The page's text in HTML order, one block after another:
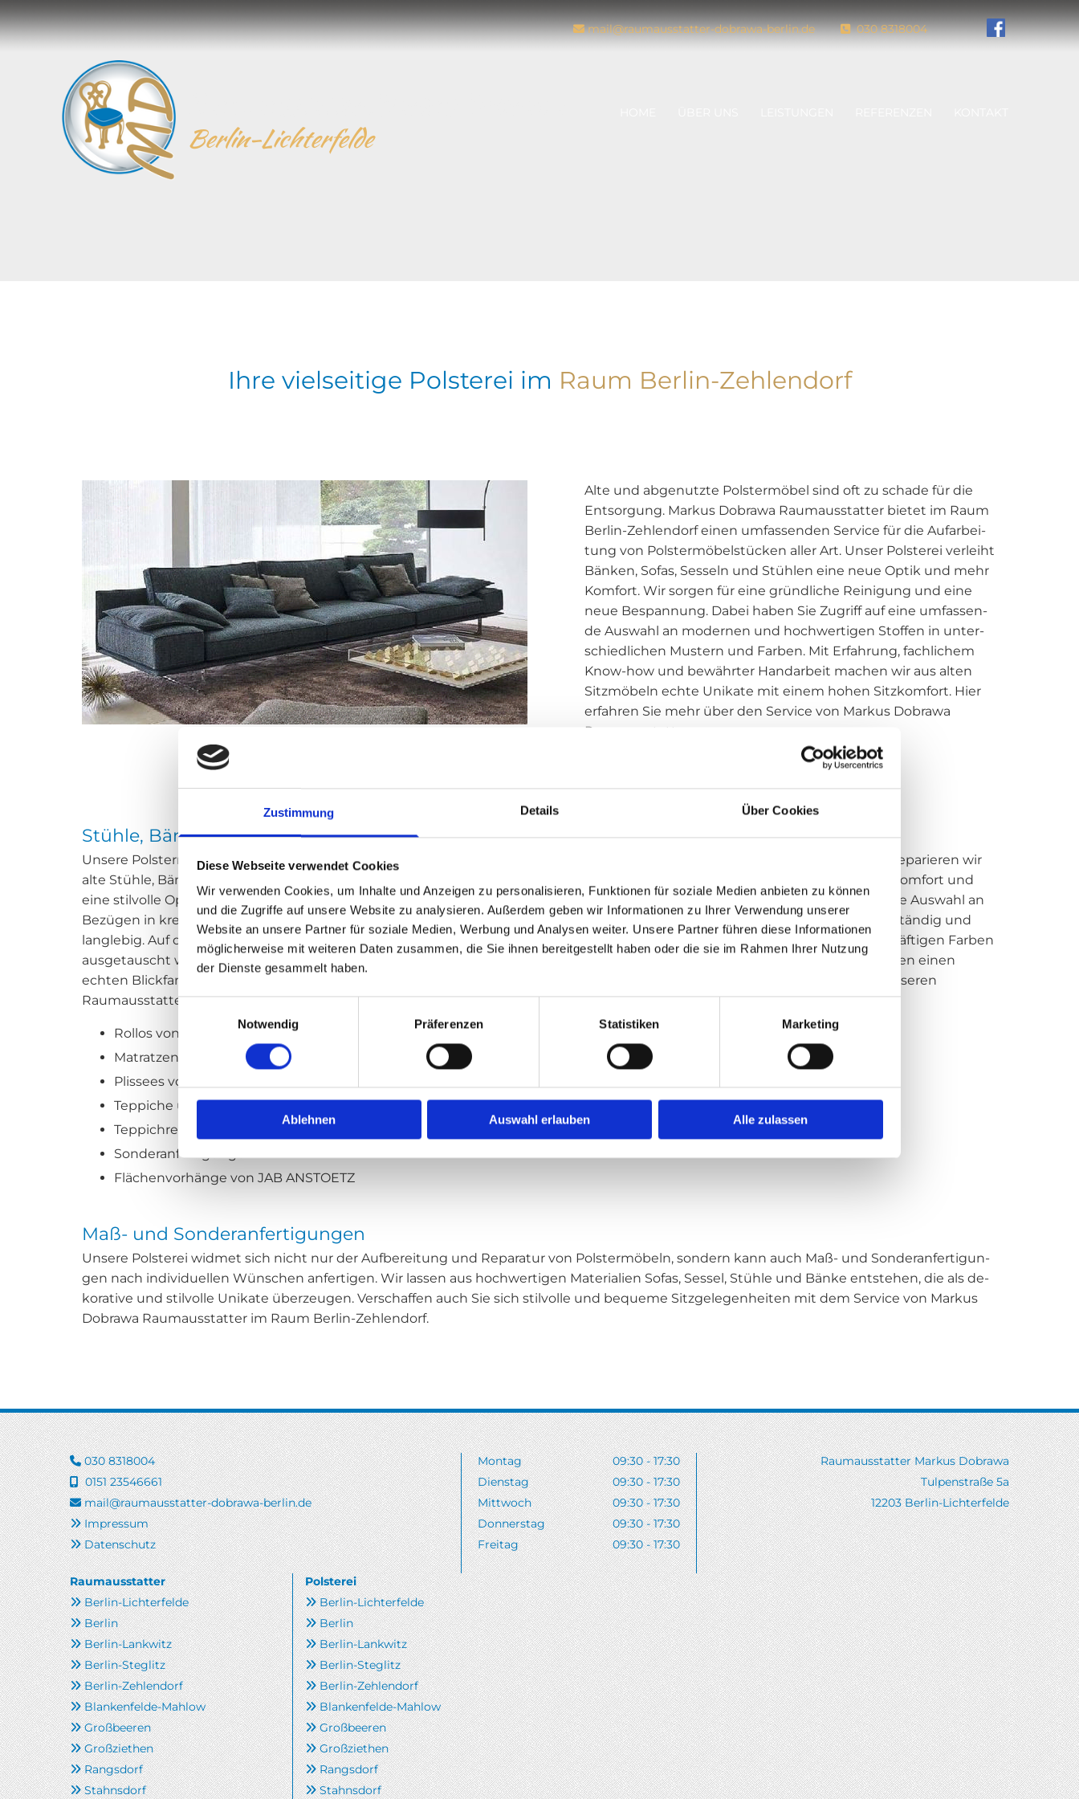
Zustimmung Details Über Cookies
Diese Webseite verwendet Cookies
Wir verwenden Cookies, um Inhalte und Anzeigen zu personalisieren, Funktionen für soziale Medien anbieten zu können
und die Zugriffe auf unsere Website zu analysieren. Außerdem geben wir Informationen zu Ihrer Verwendung unserer
Website an unsere Partner für soziale Medien, Werbung und Analysen weiter. Unsere Partner führen diese Informationen
möglicherweise mit weiteren Daten zusammen, die Sie ihnen bereitgestellt haben oder die sie im Rahmen Ihrer Nutzung
der Dienste gesammelt haben.
Einwilligungsauswahl
Notwendig
Präferenzen Statistiken Marketing
Ablehnen Auswahl erlauben Alle zulassen
Zum Inhalt springen
 mail@raumausstatter-dobrawa-berlin.de  030 8318004
Berlin-Lichterfelde
Ihre vielseitige Polsterei im Raum Berlin-Zehlendorf
Alte und ab­ge­nutz­te Pols­ter­mö­bel sind oft zu scha­de für die
Ent­sor­gung. Mar­kus Do­bra­wa Raum­aus­stat­ter bie­tet im Raum
Ber­lin-Zeh­len­dorf einen um­fas­sen­den Ser­vice für die Auf­ar­bei­
tung von Pols­ter­mö­bel­stü­cken aller Art. Unser Pols­te­rei ver­leiht
Bän­ken, Sofas, Ses­seln und Stüh­len eine neue Optik und mehr
Kom­fort. Wir sor­gen für eine gründ­li­che Rei­ni­gung und eine
neue Be­span­nung. Dabei haben Sie Zu­griff auf eine um­fas­sen­
de Aus­wahl an mo­der­nen und hoch­wer­ti­gen Stof­fen in un­ter­
schied­li­chen Mus­tern und Far­ben. Mit Er­fah­rung, fach­li­chem
Know-how und be­währ­ter Hand­ar­beit ma­chen wir aus alten
Sitz­mö­beln echte Uni­ka­te mit einem hohen Sitz­kom­fort. Hier
er­fah­ren Sie mehr über den Ser­vice von Mar­kus Do­bra­wa
Raum­aus­stat­ter.
Stühle, Bänke, Sofas und Sessel in neuem Glanz
Unsere Polstermöbelreinigung beseitigt auch hartnäckige Flecken und sorgt für hygienische Sauberkeit und Frische. Zudem reparieren wir
alte Stühle, Bänke, Sofas und Sessel. Wir bessern Federung, Polsterung und Bezüge aus, damit die Möbelstücke einen hohen Komfort und
eine stilvolle Optik erhalten. Außerdem wechseln wir Verschleißteile aus Holz aus. Für die Neubespannung haben Sie eine große Auswahl an
Bezügen in kreativen Mustern und gefragten Trendfarben. Unsere Qualitätsstoffe erweisen sich als robust, pflegeleicht, UV-beständig und
langlebig. Auf diese Weise können verblasste und abgenutzte Bezüge gegen Modelle in abwechslungsreichen Mustern und kräftigen Farben
ausgetauscht werden. Auch Designmöbel und Antiquitäten restaurieren wir nach historischen Vorbildern und machen aus ihnen einen
echten Blickfang. Sämtliche Polsterarbeiten führen wir gründlich, pünktlich und umsichtig durch. Entdecken Sie außerdem unseren
Raumausstatterservice:
Rollos von JAB ANSTOETZ
Matratzen und Lattenroste von Rummel
Plissees von JAB ANSTOETZ
Teppiche und Bodenbeläge
Teppichreinigung
Sonderanfertigungen
Flächenvorhänge von JAB ANSTOETZ
Maß- und Sonderanfertigungen
Un­se­re Pols­te­rei wid­met sich nicht nur der Auf­be­rei­tung und Re­pa­ra­tur von Pols­ter­mö­beln, son­dern kann auch Maß- und Son­der­an­fer­ti­gun­
gen nach in­di­vi­du­el­len Wün­schen an­fer­ti­gen. Wir las­sen aus hoch­wer­ti­gen Ma­te­ria­li­en Sofas, Ses­sel, Stüh­le und Bänke ent­ste­hen, die als de­
ko­ra­ti­ve und stil­vol­le Uni­ka­te über­zeu­gen. Ver­schaf­fen auch Sie sich stil­vol­le und be­que­me Sitz­ge­le­gen­hei­ten mit dem Ser­vice von Mar­kus
Do­bra­wa Raum­aus­stat­ter im Raum Ber­lin-Zeh­len­dorf.
 030 8318004
 0151 23546661
 mail@raumausstatter-dobrawa-berlin.de
 Impressum
 Datenschutz
Montag
09:30 - 17:30
Dienstag
09:30 - 17:30
Mittwoch
09:30 - 17:30
Donnerstag
09:30 - 17:30
Freitag
09:30 - 17:30
Raumausstatter Markus Dobrawa
Tulpenstraße 5a
12203 Berlin-Lichterfelde
Raumausstatter
 Berlin-Lichterfelde
 Berlin
 Berlin-Lankwitz
 Berlin-Steglitz
 Berlin-Zehlendorf
 Blankenfelde-Mahlow
 Großbeeren
 Großziethen
 Rangsdorf
 Stahnsdorf
Polsterei
 Berlin-Lichterfelde
 Berlin
 Berlin-Lankwitz
 Berlin-Steglitz
 Berlin-Zehlendorf
 Blankenfelde-Mahlow
Großbeeren
 Großziethen
 Rangsdorf
 Stahnsdorf